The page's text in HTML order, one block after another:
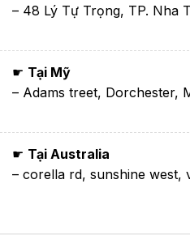
– 48 Lý Tự Trọng, TP. Nha
☛ Tại Mỹ
– Adams treet, Dorchester,
☛ Tại Australia
– corella rd, sunshine west,